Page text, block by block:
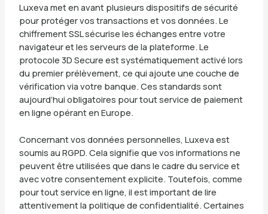
Luxeva met en avant plusieurs dispositifs de sécurité
pour protéger vos transactions et vos données. Le
chiffrement SSL sécurise les échanges entre votre
navigateur et les serveurs de la plateforme. Le
protocole 3D Secure est systématiquement activé lors
du premier prélèvement, ce qui ajoute une couche de
vérification via votre banque. Ces standards sont
aujourd’hui obligatoires pour tout service de paiement
en ligne opérant en Europe.
Concernant vos données personnelles, Luxeva est
soumis au RGPD. Cela signifie que vos informations ne
peuvent être utilisées que dans le cadre du service et
avec votre consentement explicite. Toutefois, comme
pour tout service en ligne, il est important de lire
attentivement la politique de confidentialité. Certaines